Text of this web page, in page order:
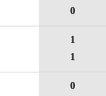
0
1
1
0